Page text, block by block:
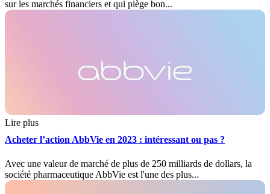
sur les marchés financiers et qui piège bon...
Lire plus
Acheter l’action AbbVie en 2023 : intéressant ou pas ?
Avec une valeur de marché de plus de 250 milliards de dollars, la
société pharmaceutique AbbVie est l'une des plus...